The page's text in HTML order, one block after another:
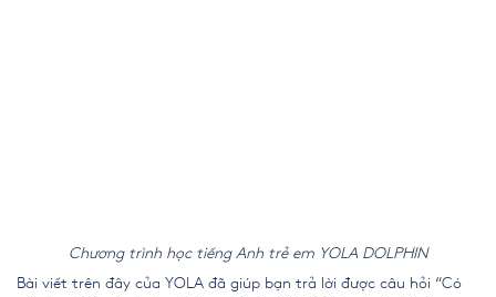
Chương trình học tiếng Anh trẻ em YOLA DOLPHIN
Bài viết trên đây của YOLA đã giúp bạn trả lời được câu hỏi “Có